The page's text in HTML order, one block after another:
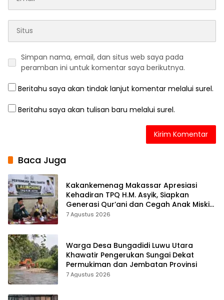
Simpan nama, email, dan situs web saya pada
peramban ini untuk komentar saya berikutnya.
Beritahu saya akan tindak lanjut komentar melalui surel.
Beritahu saya akan tulisan baru melalui surel.
Baca Juga
Kakankemenag Makassar Apresiasi
Kehadiran TPQ H.M. Asyik, Siapkan
Generasi Qur’ani dan Cegah Anak Miskin
Spiritualitas
7 Agustus 2026
Warga Desa Bungadidi Luwu Utara
Khawatir Pengerukan Sungai Dekat
Permukiman dan Jembatan Provinsi
7 Agustus 2026